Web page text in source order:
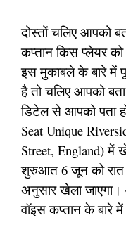
दोस्तों चलिए आपको
कप्तान किस प्लेयर
इस मुकाबले के बारे में
है तो चलिए आपको
डिटेल से आपको पता
Seat Unique
Street, England) में
शुरुआत 6 जून को
अनुसार खेला
वॉइस कप्तान के बारे